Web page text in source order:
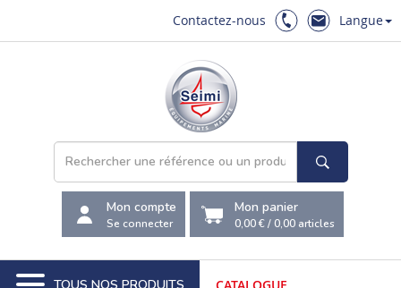
Contactez-nous Langue
Mon compte
Se connecter
Mon panier
0,00 €/0,00 articles